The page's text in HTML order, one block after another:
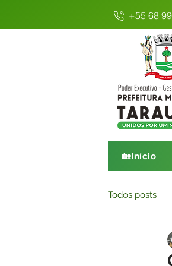
+55 68
🏡Início
Todos posts